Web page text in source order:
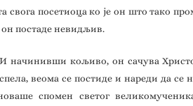
свога посетиоца ко је он што тако
постаде невидљив.
начинивши кољиво, он сачува
веома се постиде и нареди да се
спомен светог